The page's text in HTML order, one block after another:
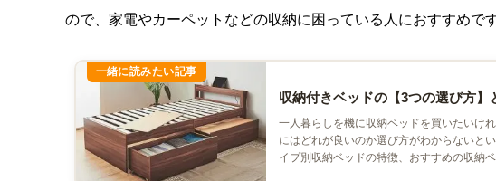
ので、家電やカーペットなどの収納に困っている人におすすめです
収納付きベッドの【3つの選び方】
一人暮らしを機に収納ベッドを買いたいけ
にはどれが良いのか選び方がわからないと
イプ別収納ベッドの特徴、おすすめの収納